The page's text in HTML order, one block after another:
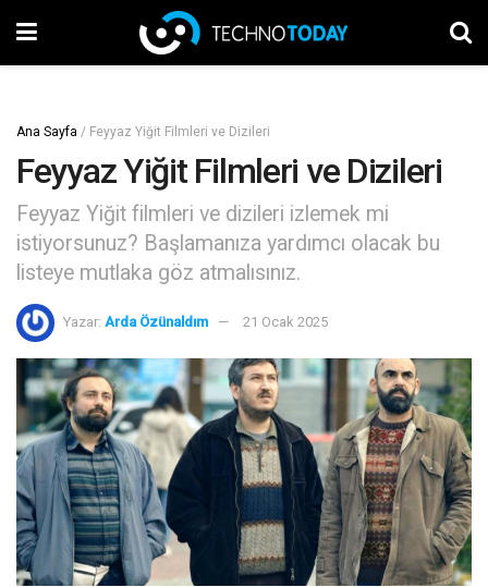
Ana Sayfa / Feyyaz Yiğit Filmleri ve Dizileri
Feyyaz Yiğit Filmleri ve Dizileri
Feyyaz Yiğit filmleri ve dizileri izlemek mi
istiyorsunuz? Başlamanıza yardımcı olacak bu
listeye mutlaka göz atmalısınız.
Yazar: Arda Özünaldım 21 Ocak 2025